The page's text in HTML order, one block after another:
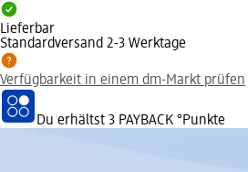
Lieferbar
Standardversand 2-3 Werktage
Verfügbarkeit in einem dm-Markt prüfen
Du erhältst 3 PAYBACK °Punkte